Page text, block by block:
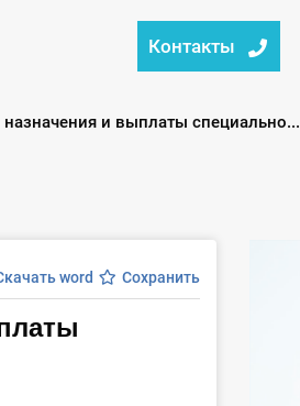
Контакты
и выплаты специально...
word Сохранить